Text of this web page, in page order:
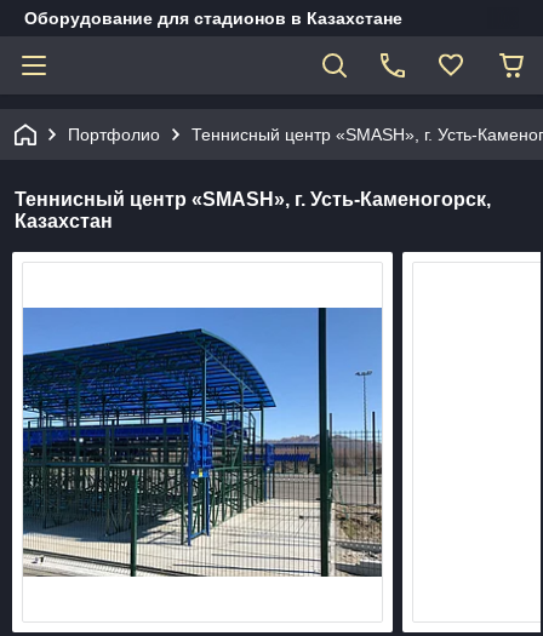
Оборудование для стадионов в Казахстане
Портфолио Теннисный центр «SMASH», г. Усть-
Теннисный центр «SMASH», г. Усть-Каменогорск,
Казахстан